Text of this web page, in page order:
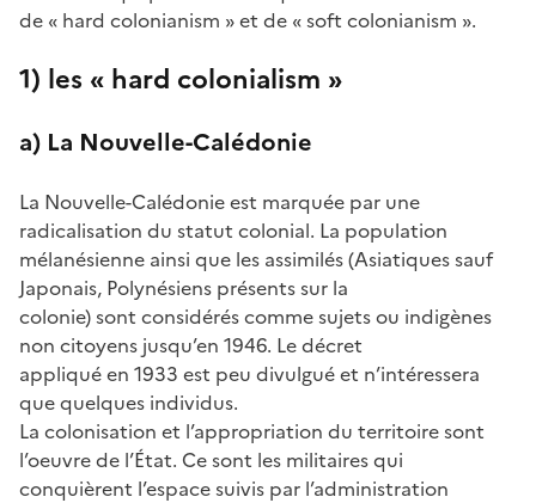
de « hard colonianism » et de « soft colonianism ».
1) les « hard colonialism »
a) La Nouvelle-Calédonie
La Nouvelle-Calédonie est marquée par une
radicalisation du statut colonial. La population
mélanésienne ainsi que les assimilés (Asiatiques sauf
Japonais, Polynésiens présents sur la
colonie) sont considérés comme sujets ou indigènes
non citoyens jusqu’en 1946. Le décret
appliqué en 1933 est peu divulgué et n’intéressera
que quelques individus.
La colonisation et l’appropriation du territoire sont
l’oeuvre de l’État. Ce sont les militaires qui
conquièrent l’espace suivis par l’administration